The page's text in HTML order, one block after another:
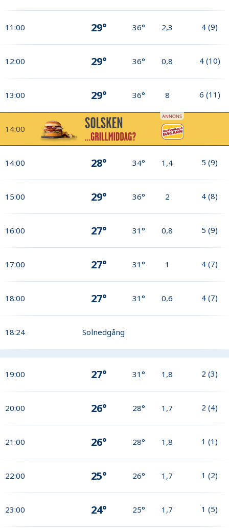
11:00 29° 36° 2,3 4 (9)
12:00 29° 36° 0,8 4 (10)
13:00 29° 36° 8 6 (11)
14:00
14:00 28° 34° 1,4 5 (9)
15:00 29° 36° 2 4 (8)
16:00 27° 31° 0,8 5 (9)
17:00 27° 31° 1 4 (7)
18:00 27° 31° 0,6 4 (7)
18:24 Solnedgång
19:00 27° 31° 1,8 2 (3)
20:00 26° 28° 1,7 2 (4)
21:00 26° 28° 1,8 1 (1)
22:00 25° 26° 1,7 1 (2)
23:00 24° 25° 1,7 1 (5)